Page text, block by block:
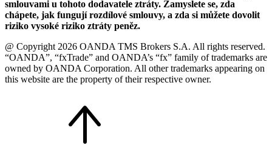
smlouvami u tohoto dodavatele ztráty. Zamyslete se, zda
chápete, jak fungují rozdílové smlouvy, a zda si můžete dovolit
riziko vysoké riziko ztráty peněz.
@ Copyright 2026 OANDA TMS Brokers S.A. All rights reserved.
“OANDA”, “fxTrade” and OANDA’s “fx” family of trademarks are
owned by OANDA Corporation. All other trademarks appearing on
this website are the property of their respective owner.